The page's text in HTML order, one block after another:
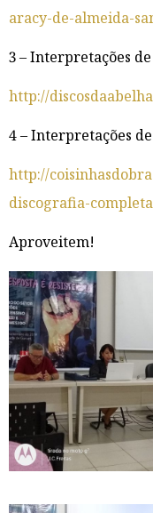
aracy-de-almeida-
3 – Interpretações
http://
4 – Interpretações
http://
discografia-
Aproveitem!